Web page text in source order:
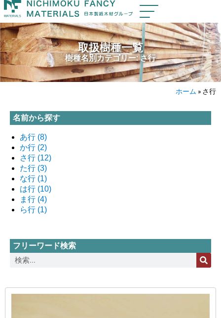
取扱樹種一覧
樹種名別カテゴリー: さ行
ホーム » さ行
名前から探す
あ行 (8)
か行 (2)
さ行 (12)
た行 (3)
な行 (1)
は行 (10)
ま行 (4)
ら行 (1)
フリーワード検索